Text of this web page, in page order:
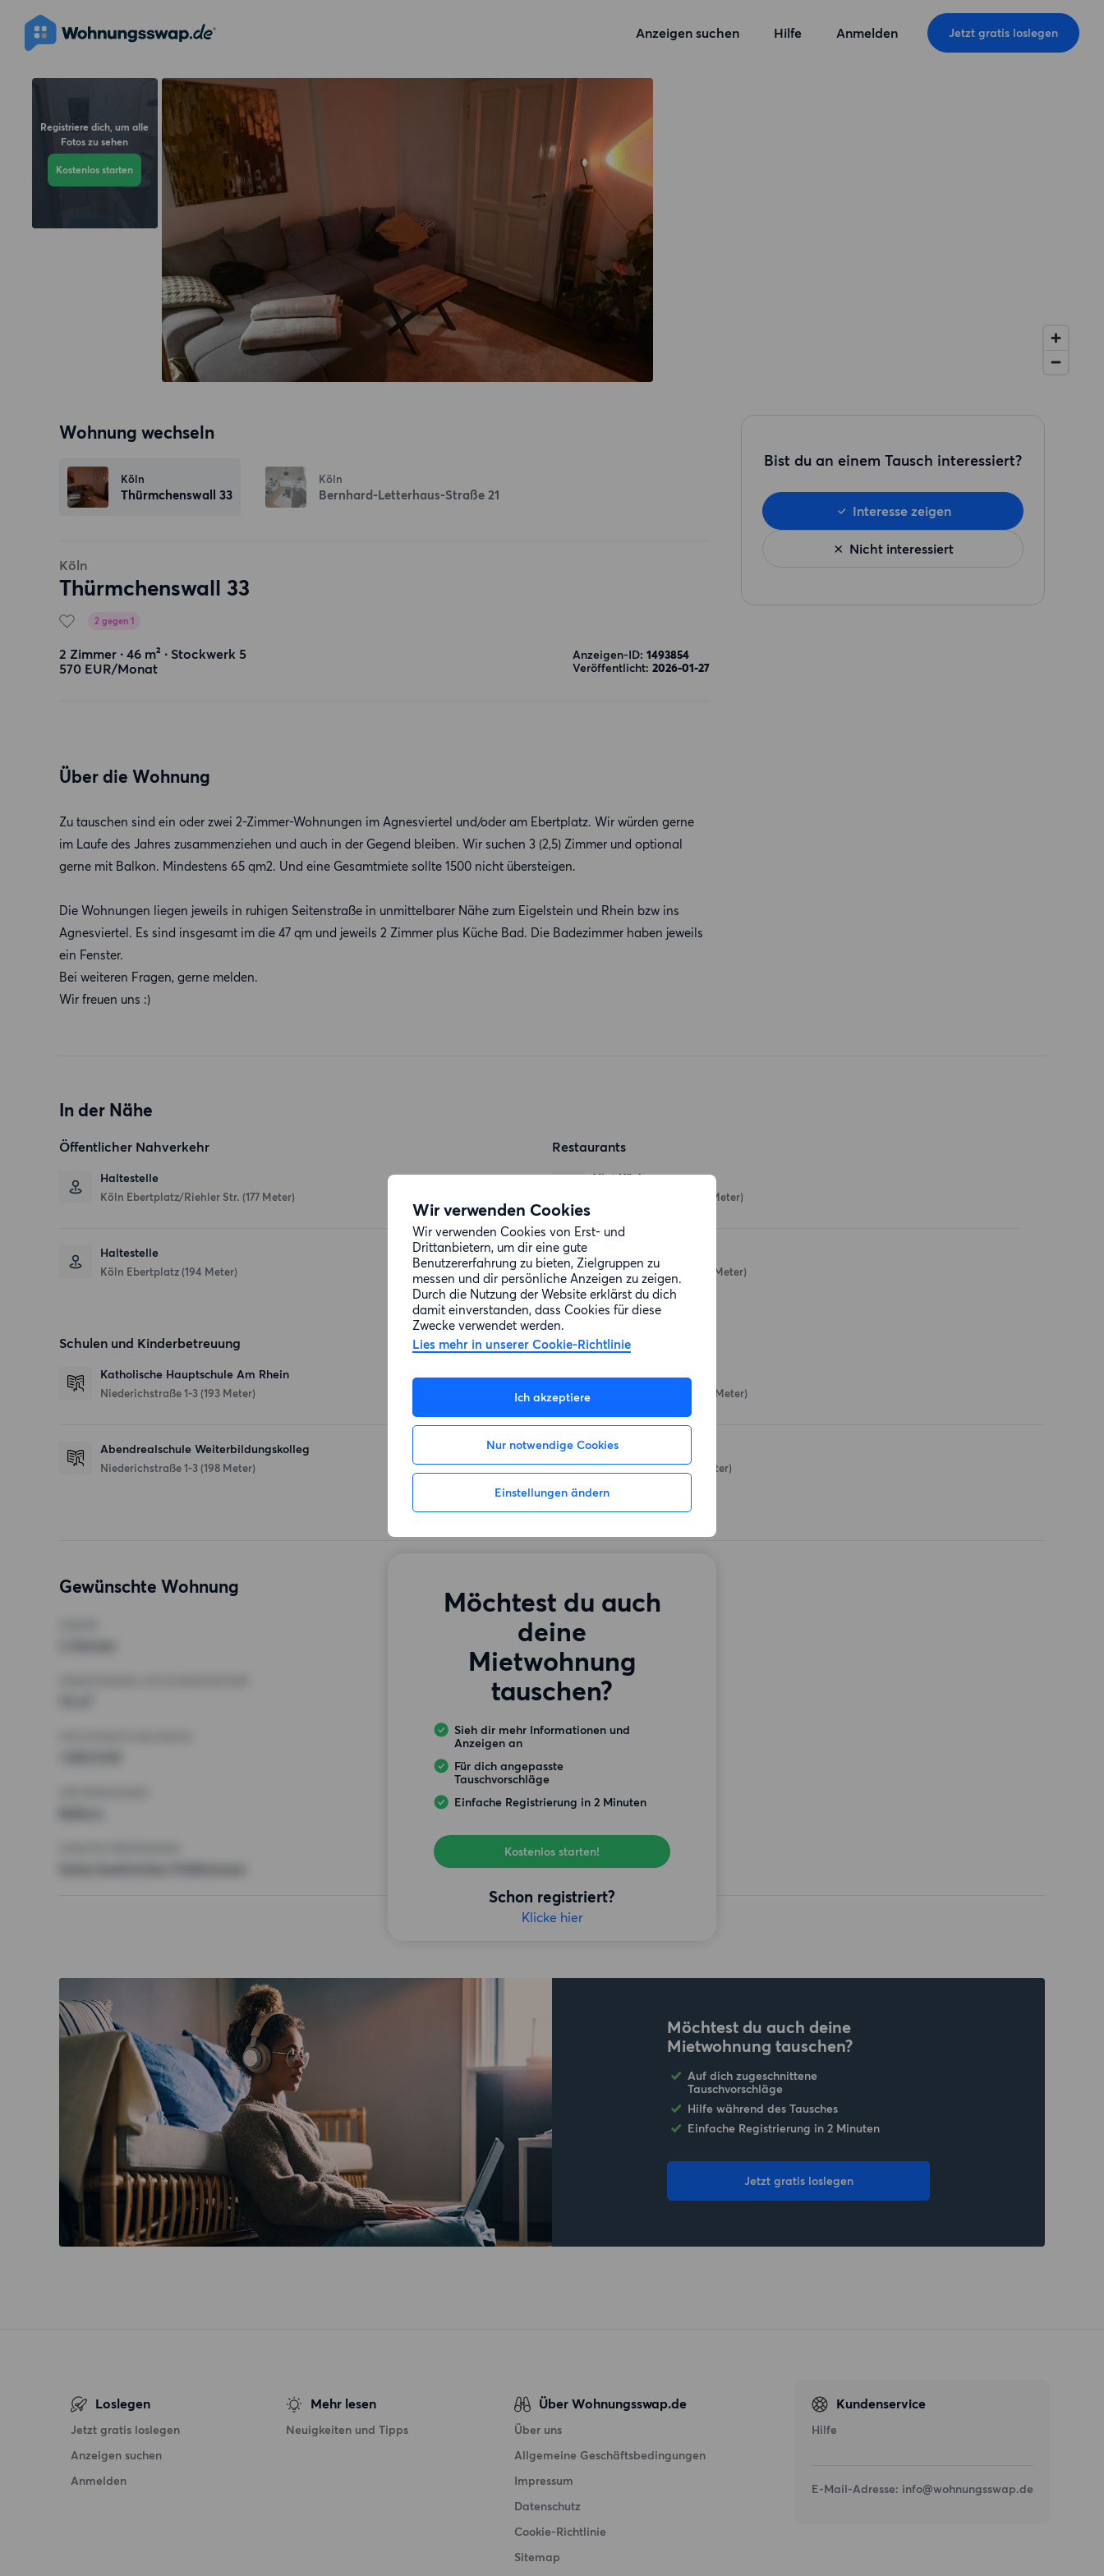
Wir verwenden Cookies
Wir verwenden Cookies von Erst- und
Drittanbietern, um dir eine gute
Benutzererfahrung zu bieten, Zielgruppen zu
messen und dir persönliche Anzeigen zu zeigen.
Durch die Nutzung der Website erklärst du dich
damit einverstanden, dass Cookies für diese
Zwecke verwendet werden.
Lies mehr in unserer Cookie-Richtlinie
Ich akzeptiere
Nur notwendige Cookies
Einstellungen ändern
Anzeigen suchen Hilfe Anmelden Jetzt gratis loslegen
Registriere dich, um alle
Fotos zu sehen
Kostenlos starten
Wohnung wechseln
Köln
Thürmchenswall 33
Köln
Bernhard-Letterhaus-Straße 21
Köln
Thürmchenswall 33
2 gegen 1
2 Zimmer ∙ 46 m² ∙ Stockwerk 5
570 EUR/Monat
Anzeigen-ID: 1493854
Veröffentlicht: 2026-01-27
Über die Wohnung
Zu tauschen sind ein oder zwei 2-Zimmer-Wohnungen im Agnesviertel und/oder am Ebertplatz. Wir würden gerne
im Laufe des Jahres zusammenziehen und auch in der Gegend bleiben. Wir suchen 3 (2,5) Zimmer und optional
gerne mit Balkon. Mindestens 65 qm2. Und eine Gesamtmiete sollte 1500 nicht übersteigen.
Die Wohnungen liegen jeweils in ruhigen Seitenstraße in unmittelbarer Nähe zum Eigelstein und Rhein bzw ins
Agnesviertel. Es sind insgesamt im die 47 qm und jeweils 2 Zimmer plus Küche Bad. Die Badezimmer haben jeweils
ein Fenster.
Bei weiteren Fragen, gerne melden.
Wir freuen uns :)
Bist du an einem Tausch interessiert?
Nicht interessiert
Interesse zeigen
In der Nähe
Öffentlicher Nahverkehr
Haltestelle
Köln Ebertplatz/Riehler Str. (177 Meter)
Haltestelle
Köln Ebertplatz (194 Meter)
Restaurants
Viet Küche
(51 Meter)
Thürmchenswall 64 (59 Meter)
Schulen und Kinderbetreuung
Katholische Hauptschule Am Rhein
Niederichstraße 1-3 (193 Meter)
Abendrealschule Weiterbildungskolleg
Niederichstraße 1-3 (198 Meter)
Einkaufsmöglichkeiten
Lebensmittel Vasam
(152 Meter)
REWE Ridders
Eigelstein 80-88(283 Meter)
Gewünschte Wohnung
Möchtest du auch
deine
Mietwohnung
tauschen?
Sieh dir mehr Informationen und
Anzeigen an
Für dich angepasste
Tauschvorschläge
Einfache Registrierung in 2 Minuten
Kostenlos starten!
Schon registriert?
Klicke hier
Möchtest du auch deine
Mietwohnung tauschen?
Auf dich zugeschnittene
Tauschvorschläge
Hilfe während des Tausches
Einfache Registrierung in 2 Minuten
Jetzt gratis loslegen
Loslegen
Jetzt gratis loslegen
Anzeigen suchen
Anmelden
Mehr lesen
Neuigkeiten und Tipps
Über Wohnungsswap.de
Über uns
Allgemeine Geschäftsbedingungen
Impressum
Datenschutz
Cookie-Richtlinie
Sitemap
Kundenservice
Hilfe
E-Mail-Adresse: info@wohnungsswap.de